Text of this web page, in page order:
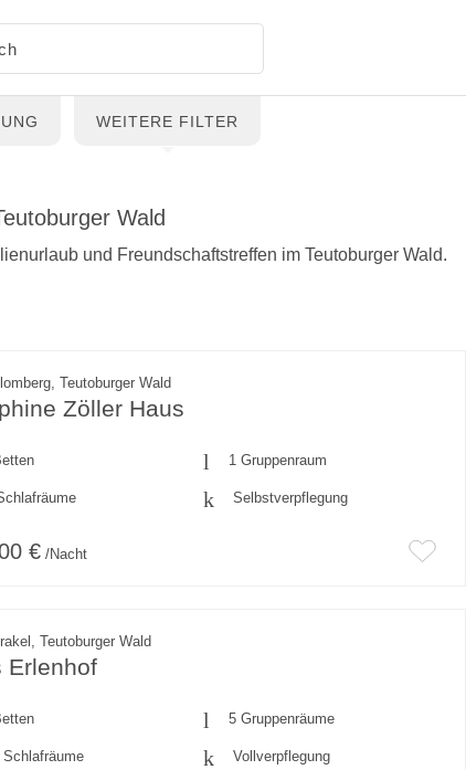
WEITERE FILTER
Wald
und Freundschaftstreffen im Teutoburger Wald.
Teutoburger Wald
Zöller Haus
1 Gruppenraum
Selbstverpflegung
€ /Nacht
Teutoburger Wald
Erlenhof
5 Gruppenräume
Schlafräume Vollverpflegung